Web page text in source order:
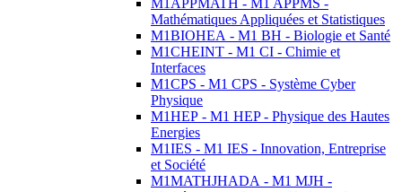
M1APPMATH - M1 APPMS -
Mathématiques Appliquées et Statistiques
M1BIOHEA - M1 BH - Biologie et Santé
M1CHEINT - M1 CI - Chimie et
Interfaces
M1CPS - M1 CPS - Système Cyber
Physique
M1HEP - M1 HEP - Physique des Hautes
Energies
M1IES - M1 IES - Innovation, Entreprise
et Société
M1MATHJHADA - M1 MJH -